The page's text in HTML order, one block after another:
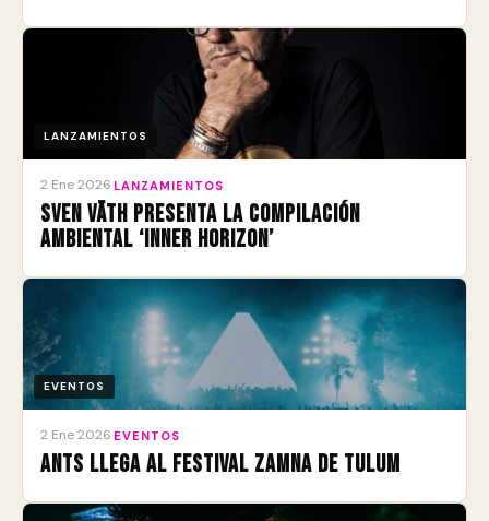
LANZAMIENTOS
2 Ene 2026 LANZAMIENTOS
Sven Väth presenta la compilación
ambiental ‘Inner Horizon’
EVENTOS
2 Ene 2026 EVENTOS
ANTS llega al Festival Zamna de Tulum